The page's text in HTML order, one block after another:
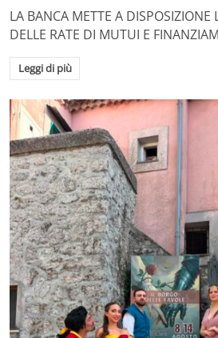
LA BANCA METTE A DISPOSIZIONE
DELLE RATE DI MUTUI E
Leggi di più